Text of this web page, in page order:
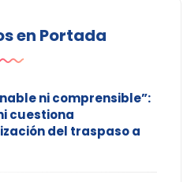
en Portada
ni comprensible”:
cuestiona
del traspaso a